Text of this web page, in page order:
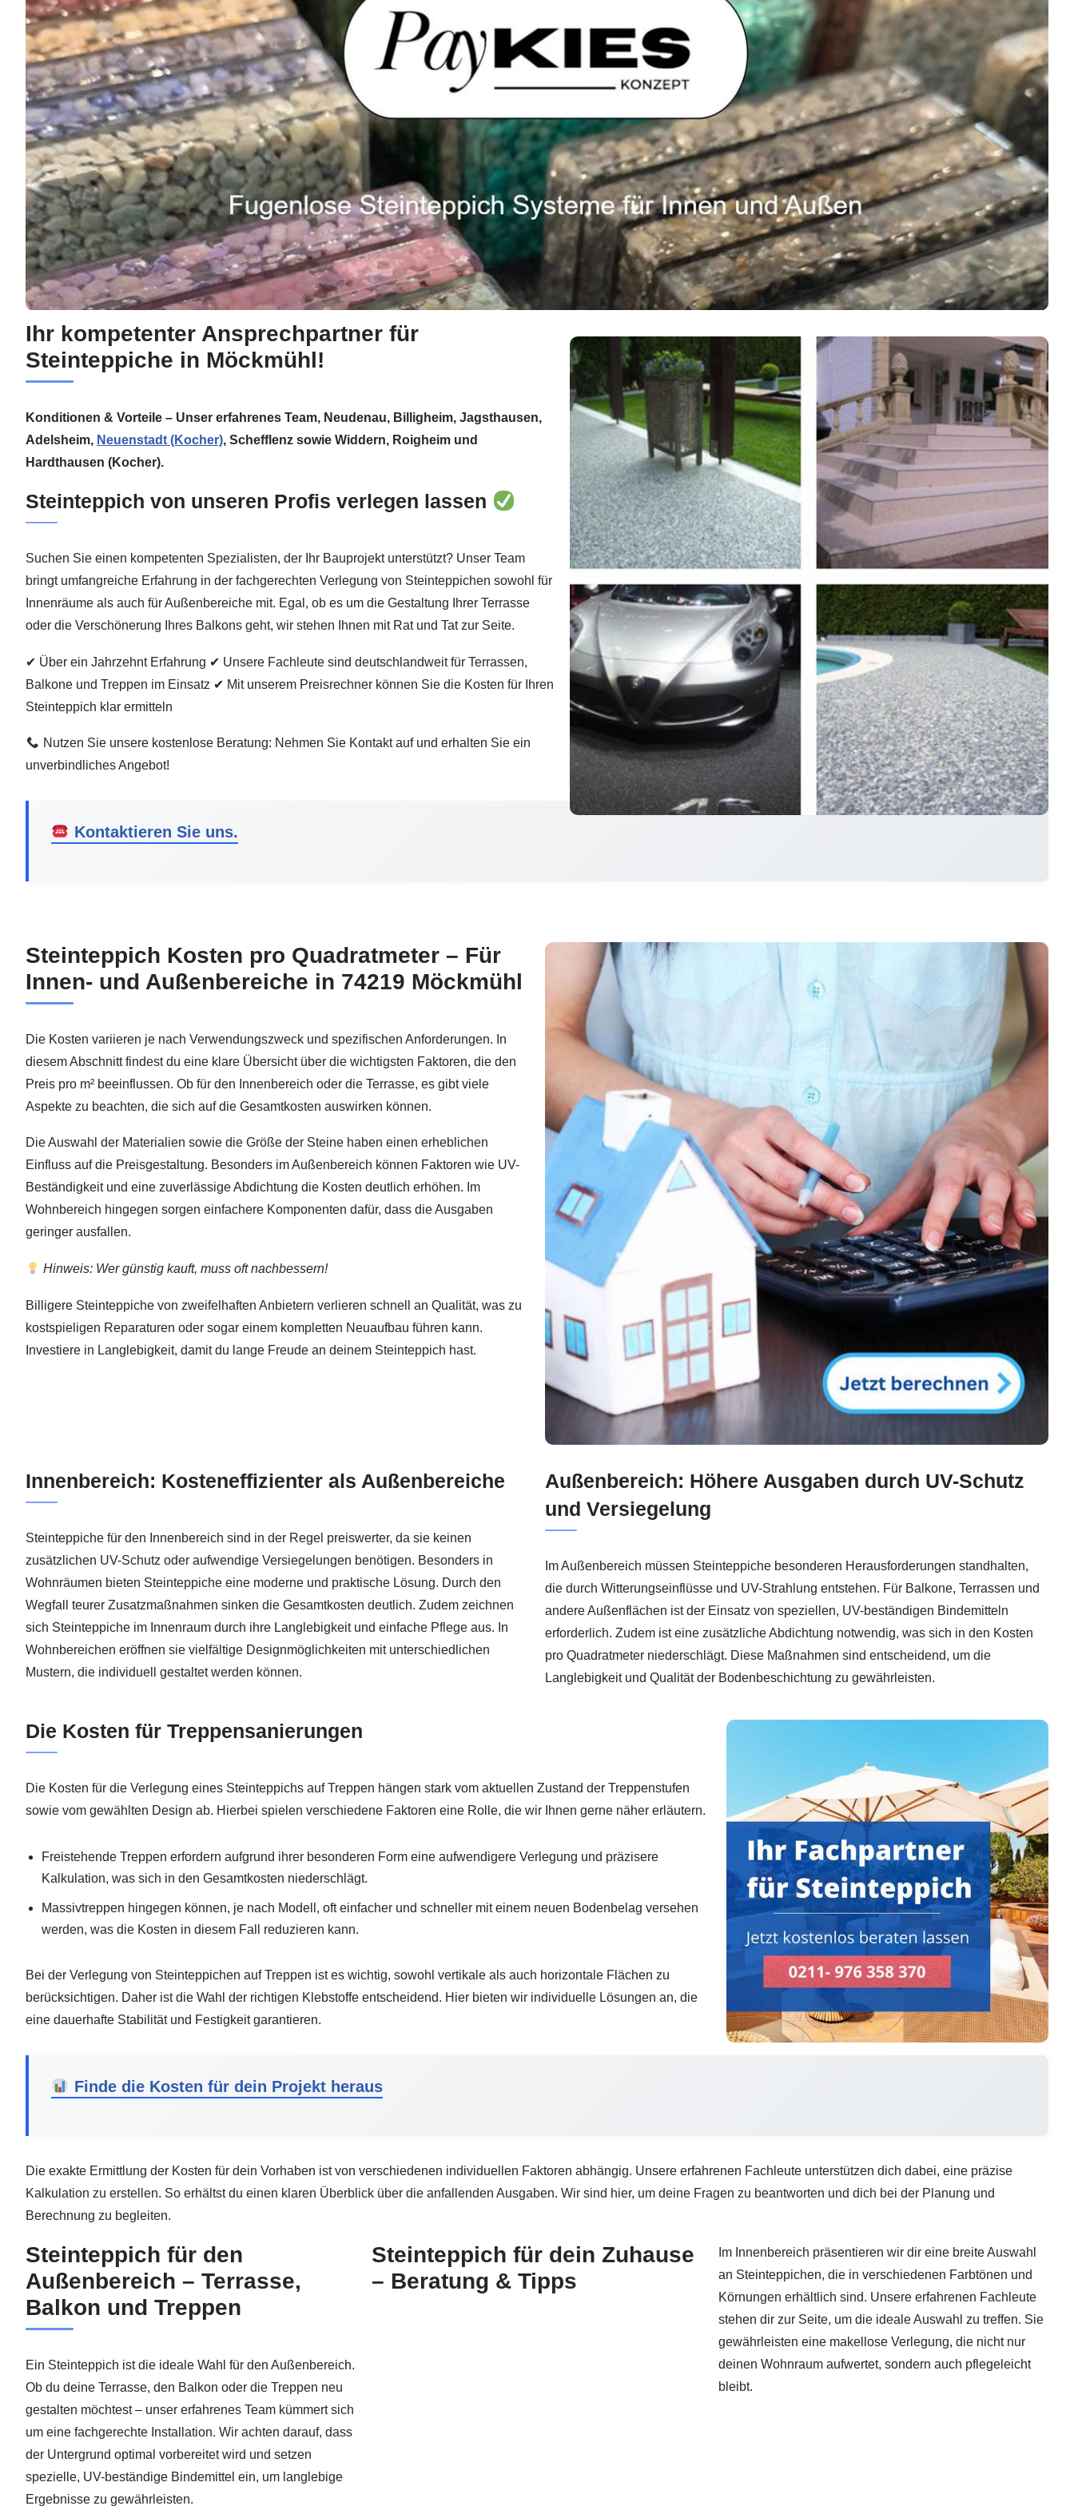
Ihr kompetenter Ansprechpartner für
Steinteppiche in Möckmühl!
Konditionen & Vorteile – Unser erfahrenes Team, Neudenau, Billigheim, Jagsthausen,
Adelsheim, Neuenstadt (Kocher), Schefflenz sowie Widdern, Roigheim und
Hardthausen (Kocher).
Steinteppich von unseren Profis verlegen lassen
Suchen Sie einen kompetenten Spezialisten, der Ihr Bauprojekt unterstützt? Unser Team
bringt umfangreiche Erfahrung in der fachgerechten Verlegung von Steinteppichen sowohl für
Innenräume als auch für Außenbereiche mit. Egal, ob es um die Gestaltung Ihrer Terrasse
oder die Verschönerung Ihres Balkons geht, wir stehen Ihnen mit Rat und Tat zur Seite.
✔ Über ein Jahrzehnt Erfahrung ✔ Unsere Fachleute sind deutschlandweit für Terrassen,
Balkone und Treppen im Einsatz ✔ Mit unserem Preisrechner können Sie die Kosten für Ihren
Steinteppich klar ermitteln
Nutzen Sie unsere kostenlose Beratung: Nehmen Sie Kontakt auf und erhalten Sie ein
unverbindliches Angebot!
Kontaktieren Sie uns.
Steinteppich Kosten pro Quadratmeter – Für
Innen- und Außenbereiche in 74219 Möckmühl
Die Kosten variieren je nach Verwendungszweck und spezifischen Anforderungen. In
diesem Abschnitt findest du eine klare Übersicht über die wichtigsten Faktoren, die den
Preis pro m² beeinflussen. Ob für den Innenbereich oder die Terrasse, es gibt viele
Aspekte zu beachten, die sich auf die Gesamtkosten auswirken können.
Die Auswahl der Materialien sowie die Größe der Steine haben einen erheblichen
Einfluss auf die Preisgestaltung. Besonders im Außenbereich können Faktoren wie UV-
Beständigkeit und eine zuverlässige Abdichtung die Kosten deutlich erhöhen. Im
Wohnbereich hingegen sorgen einfachere Komponenten dafür, dass die Ausgaben
geringer ausfallen.
Hinweis: Wer günstig kauft, muss oft nachbessern!
Billigere Steinteppiche von zweifelhaften Anbietern verlieren schnell an Qualität, was zu
kostspieligen Reparaturen oder sogar einem kompletten Neuaufbau führen kann.
Investiere in Langlebigkeit, damit du lange Freude an deinem Steinteppich hast.
Innenbereich: Kosteneffizienter als Außenbereiche
Steinteppiche für den Innenbereich sind in der Regel preiswerter, da sie keinen
zusätzlichen UV-Schutz oder aufwendige Versiegelungen benötigen. Besonders in
Wohnräumen bieten Steinteppiche eine moderne und praktische Lösung. Durch den
Wegfall teurer Zusatzmaßnahmen sinken die Gesamtkosten deutlich. Zudem zeichnen
sich Steinteppiche im Innenraum durch ihre Langlebigkeit und einfache Pflege aus. In
Wohnbereichen eröffnen sie vielfältige Designmöglichkeiten mit unterschiedlichen
Mustern, die individuell gestaltet werden können.
Außenbereich: Höhere Ausgaben durch UV-Schutz
und Versiegelung
Im Außenbereich müssen Steinteppiche besonderen Herausforderungen standhalten,
die durch Witterungseinflüsse und UV-Strahlung entstehen. Für Balkone, Terrassen und
andere Außenflächen ist der Einsatz von speziellen, UV-beständigen Bindemitteln
erforderlich. Zudem ist eine zusätzliche Abdichtung notwendig, was sich in den Kosten
pro Quadratmeter niederschlägt. Diese Maßnahmen sind entscheidend, um die
Langlebigkeit und Qualität der Bodenbeschichtung zu gewährleisten.
Die Kosten für Treppensanierungen
Die Kosten für die Verlegung eines Steinteppichs auf Treppen hängen stark vom aktuellen Zustand der Treppenstufen
sowie vom gewählten Design ab. Hierbei spielen verschiedene Faktoren eine Rolle, die wir Ihnen gerne näher erläutern.
Freistehende Treppen erfordern aufgrund ihrer besonderen Form eine aufwendigere Verlegung und präzisere
Kalkulation, was sich in den Gesamtkosten niederschlägt.
Massivtreppen hingegen können, je nach Modell, oft einfacher und schneller mit einem neuen Bodenbelag versehen
werden, was die Kosten in diesem Fall reduzieren kann.
Bei der Verlegung von Steinteppichen auf Treppen ist es wichtig, sowohl vertikale als auch horizontale Flächen zu
berücksichtigen. Daher ist die Wahl der richtigen Klebstoffe entscheidend. Hier bieten wir individuelle Lösungen an, die
eine dauerhafte Stabilität und Festigkeit garantieren.
Finde die Kosten für dein Projekt heraus
Die exakte Ermittlung der Kosten für dein Vorhaben ist von verschiedenen individuellen Faktoren abhängig. Unsere erfahrenen Fachleute unterstützen dich dabei, eine präzise
Kalkulation zu erstellen. So erhältst du einen klaren Überblick über die anfallenden Ausgaben. Wir sind hier, um deine Fragen zu beantworten und dich bei der Planung und
Berechnung zu begleiten.
Steinteppich für den
Außenbereich – Terrasse,
Balkon und Treppen
Ein Steinteppich ist die ideale Wahl für den Außenbereich.
Ob du deine Terrasse, den Balkon oder die Treppen neu
gestalten möchtest – unser erfahrenes Team kümmert sich
um eine fachgerechte Installation. Wir achten darauf, dass
der Untergrund optimal vorbereitet wird und setzen
spezielle, UV-beständige Bindemittel ein, um langlebige
Ergebnisse zu gewährleisten.
Steinteppich für dein Zuhause
– Beratung & Tipps
Im Innenbereich präsentieren wir dir eine breite Auswahl
an Steinteppichen, die in verschiedenen Farbtönen und
Körnungen erhältlich sind. Unsere erfahrenen Fachleute
stehen dir zur Seite, um die ideale Auswahl zu treffen. Sie
gewährleisten eine makellose Verlegung, die nicht nur
deinen Wohnraum aufwertet, sondern auch pflegeleicht
bleibt.